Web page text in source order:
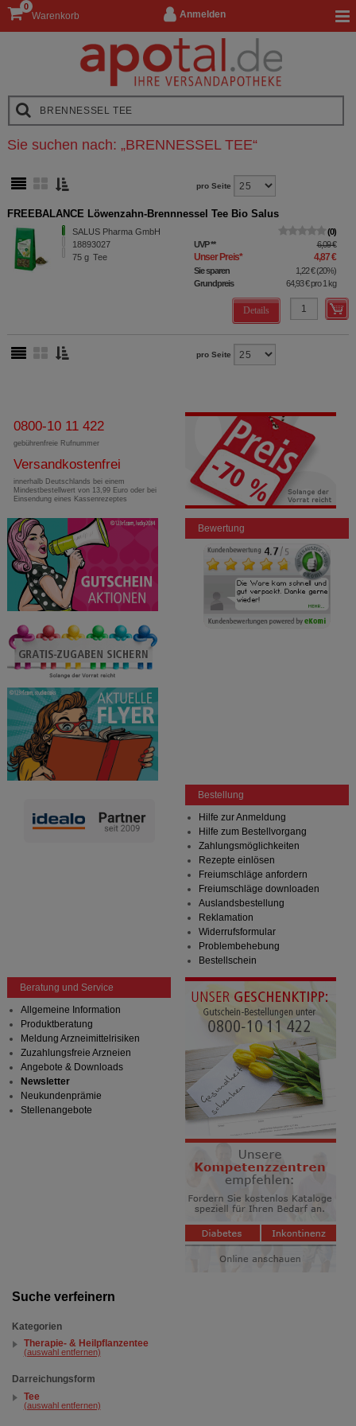
Anmelden
Warenkorb
0
Suche verfeinern
Kategorien
Therapie- & Heilpflanzentee
(auswahl entfernen)
Darreichungsform
Tee
(auswahl entfernen)
Sie suchen nach: „BRENNESSEL TEE“
pro Seite
FREEBALANCE Löwenzahn-Brennnessel Tee Bio Salus
SALUS Pharma GmbH
18893027
75 g Tee
0
UVP** 6,09 €
Unser Preis* 4,87 €
Sie sparen 1,22 €(20%)
Grundpreis
64,93 €pro 1 kg
Details
pro Seite
0800-10 11 422
gebührenfreie Rufnummer
Versandkostenfrei
innerhalb Deutschlands bei einem
Mindestbestellwert von 13,99 Euro oder bei
Einsendung eines Kassenrezeptes
Bewertung
Bestellung
Hilfe zur Anmeldung
Hilfe zum Bestellvorgang
Zahlungsmöglichkeiten
Rezepte einlösen
Freiumschläge anfordern
Freiumschläge downloaden
Auslandsbestellung
Reklamation
Widerrufsformular
Problembehebung
Bestellschein
Beratung und Service
Allgemeine Information
Produktberatung
Meldung Arzneimittelrisiken
Zuzahlungsfreie Arzneien
Angebote & Downloads
Newsletter
Neukundenprämie
Stellenangebote